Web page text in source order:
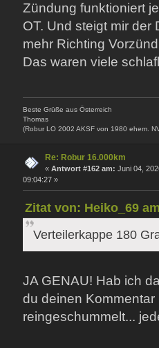
Zündung funktioniert
OT. Und steigt mir der
mehr Richting
Das waren viele
Beste Grüße aus Österreich
Thomas
(Robur LO 2002 AKSF von 1980 ehem.
Re: Robur 16.000km
« Antwort #162 am: Juni 04,
09:04:27 »
Zitat von: Heiko_69
Verteilerkappe 180
JA GENAU! Hab ich
du deinen Kommentar
reingeschummelt...